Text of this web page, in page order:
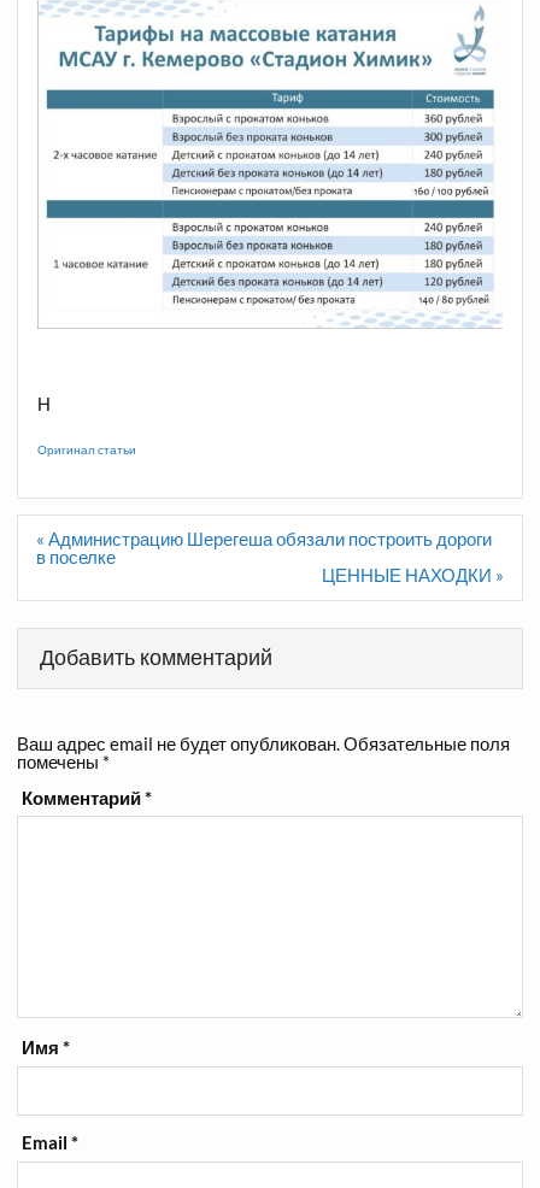
Н
Оригинал статьи
Навигация
по
« Администрацию Шерегеша обязали построить дороги
в поселке
ЦЕННЫЕ НАХОДКИ »
Добавить комментарий
Ваш адрес email не будет опубликован.Обязательные поля
помечены *
Комментарий*
Имя*
Email*